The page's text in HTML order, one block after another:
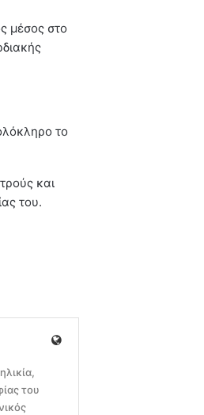
μέσος στο
το
και
του.
του